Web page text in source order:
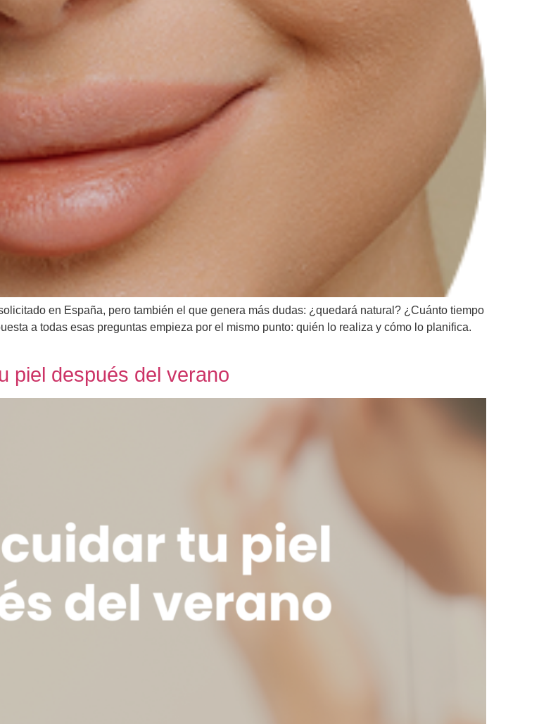
en España, pero también el que genera más dudas: ¿quedará natural? ¿Cuánto tiempo
a todas esas preguntas empieza por el mismo punto: quién lo realiza y cómo lo planifica.
piel después del verano